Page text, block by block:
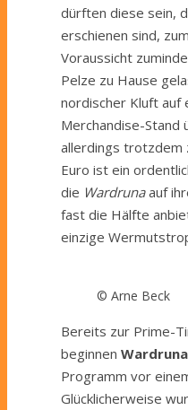
dürften diese sein,
erschienen sind,
Voraussicht
Pelze zu Hause
nordischer Kluft auf
Merchandise-Stand
allerdings trotzdem
Euro ist ein
die Wardrunaauf
fast die Hälfte
einzige
© Arne Beck
Bereits zur Prime-
beginnen Wardruna
Programm vor
Glücklicherweise